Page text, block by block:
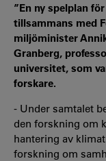
”En ny spelplan
tillsammans med
miljöminister
Granberg,
universitet, som
forskare.
- Under samtalet
den forskning om
hantering av
forskning om